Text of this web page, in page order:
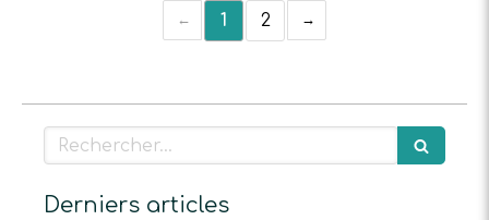
1 2
Rechercher
Derniers articles